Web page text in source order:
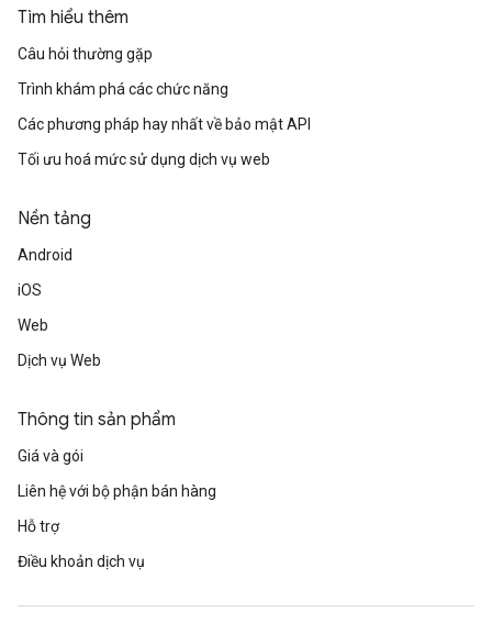
Tìm hiểu thêm
Câu hỏi thường gặp
Trình khám phá các chức năng
Các phương pháp hay nhất về bảo mật API
Tối ưu hoá mức sử dụng dịch vụ web
Nền tảng
Android
iOS
Web
Dịch vụ Web
Thông tin sản phẩm
Giá và gói
Liên hệ với bộ phận bán hàng
Hỗ trợ
Điều khoản dịch vụ